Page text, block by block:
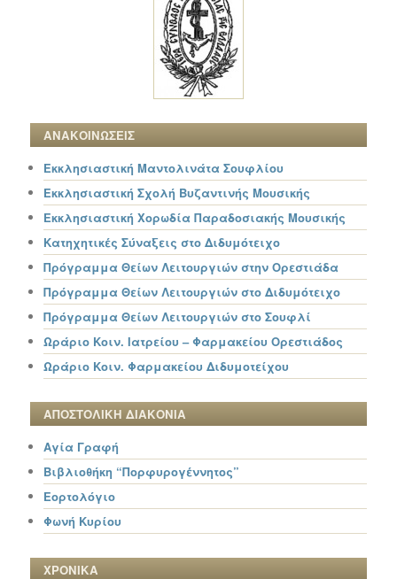
ΑΝΑΚΟΙΝΩΣΕΙΣ
Εκκλησιαστική Μαντολινάτα Σουφλίου
Εκκλησιαστική Σχολή Βυζαντινής Μουσικής
Εκκλησιαστική Χορωδία Παραδοσιακής Μουσικής
Κατηχητικές Σύναξεις στο Διδυμότειχο
Πρόγραμμα Θείων Λειτουργιών στην Ορεστιάδα
Πρόγραμμα Θείων Λειτουργιών στο Διδυμότειχο
Πρόγραμμα Θείων Λειτουργιών στο Σουφλί
Ωράριο Κοιν. Ιατρείου – Φαρμακείου Ορεστιάδος
Ωράριο Κοιν. Φαρμακείου Διδυμοτείχου
ΑΠΟΣΤΟΛΙΚΗ ΔΙΑΚΟΝΙΑ
Αγία Γραφή
Βιβλιοθήκη “Πορφυρογέννητος”
Εορτολόγιο
Φωνή Κυρίου
ΧΡΟΝΙΚΑ